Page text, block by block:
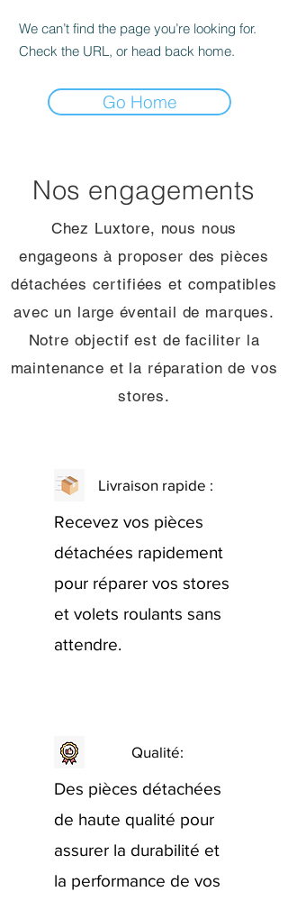
We can’t find the page you’re looking for.
Check the URL, or head back home.
Go Home
Nos engagements
Chez Luxtore, nous nous
engageons à proposer des pièces
détachées certifiées et compatibles
avec un large éventail de marques.
Notre objectif est de faciliter la
maintenance et la réparation de vos
stores.
Livraison rapide :
Recevez vos pièces
détachées rapidement
pour réparer vos stores
et volets roulants sans
attendre.
Qualité:
Des pièces détachées
de haute qualité pour
assurer la durabilité et
la performance de vos